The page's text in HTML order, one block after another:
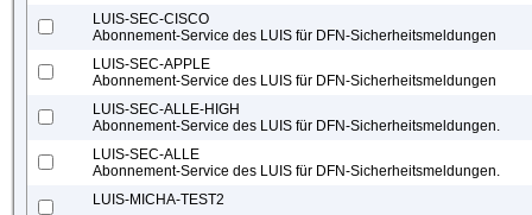
LUIS-SEC-CISCO
Abonnement-Service des LUIS für DFN-Sicherheitsmeldungen
LUIS-SEC-APPLE
Abonnement-Service des LUIS für DFN-Sicherheitsmeldungen
LUIS-SEC-ALLE-HIGH
Abonnement-Service des LUIS für DFN-Sicherheitsmeldungen.
LUIS-SEC-ALLE
Abonnement-Service des LUIS für DFN-Sicherheitsmeldungen.
LUIS-MICHA-TEST2